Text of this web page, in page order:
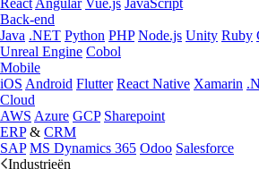
React Angular Vue.js JavaScript
Back-end
Java .NET Python PHP Node.js Unity Ruby
Unreal Engine Cobol
Mobile
iOS Android Flutter React Native Xamarin
Cloud
AWS Azure GCP Sharepoint
ERP& CRM
SAP MS Dynamics 365 Odoo Salesforce
Industrieën